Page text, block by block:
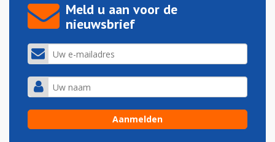
Meld u aan voor de
nieuwsbrief